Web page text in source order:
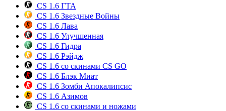
CS 1.6 ГТА
CS 1.6 Звездные Войны
CS 1.6 Лава
CS 1.6 Улучшенная
CS 1.6 Гидра
CS 1.6 Рэйдж
CS 1.6 со скинами CS GO
CS 1.6 Блэк Миат
CS 1.6 Зомби Апокалипсис
CS 1.6 Азимов
CS 1.6 со скинами и ножами